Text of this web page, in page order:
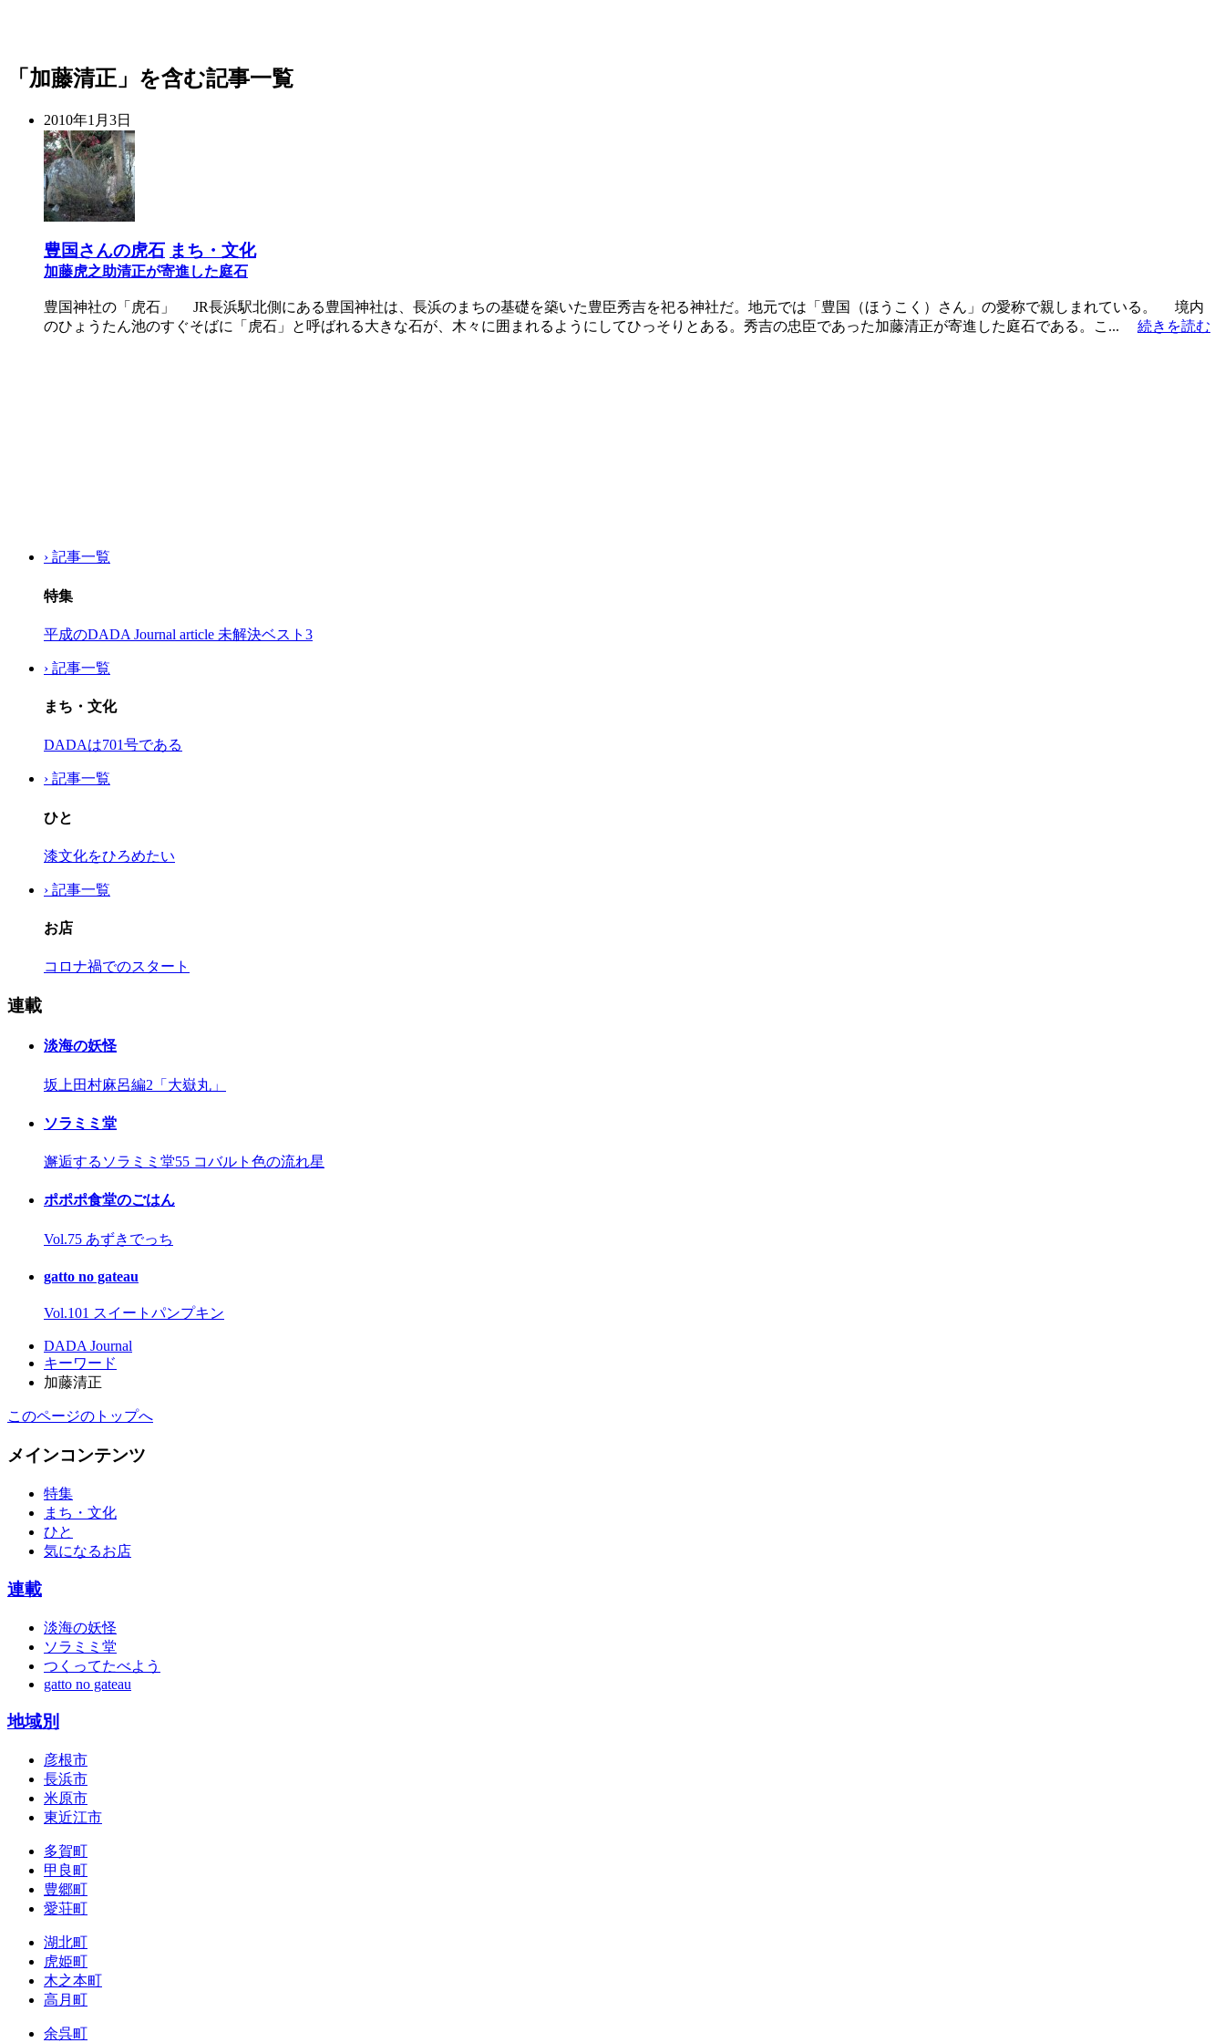
「加藤清正」を含む記事一覧
2010年1月3日
豊国さんの虎石 まち・文化
加藤虎之助清正が寄進した庭石
豊国神社の「虎石」 JR長浜駅北側にある豊国神社は、長浜のまちの基礎を築いた豊臣秀吉を祀る神社だ。地元では「豊国（ほうこく）さん」の愛称で親しまれている。 境内
のひょうたん池のすぐそばに「虎石」と呼ばれる大きな石が、木々に囲まれるようにしてひっそりとある。秀吉の忠臣であった加藤清正が寄進した庭石である。こ... 続きを読む
› 記事一覧
特集
平成のDADA Journal article 未解決ベスト3
› 記事一覧
まち・文化
DADAは701号である
› 記事一覧
ひと
漆文化をひろめたい
› 記事一覧
お店
コロナ禍でのスタート
連載
淡海の妖怪
坂上田村麻呂編2「大嶽丸」
ソラミミ堂
邂逅するソラミミ堂55 コバルト色の流れ星
ポポポ食堂のごはん
Vol.75 あずきでっち
gatto no gateau
Vol.101 スイートパンプキン
DADA Journal
キーワード
加藤清正
このページのトップへ
メインコンテンツ
特集
まち・文化
ひと
気になるお店
連載
淡海の妖怪
ソラミミ堂
つくってたべよう
gatto no gateau
地域別
彦根市
長浜市
米原市
東近江市
多賀町
甲良町
豊郷町
愛荘町
湖北町
虎姫町
木之本町
高月町
余呉町